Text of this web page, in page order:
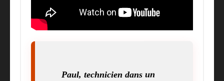
Paul, technicien dans un